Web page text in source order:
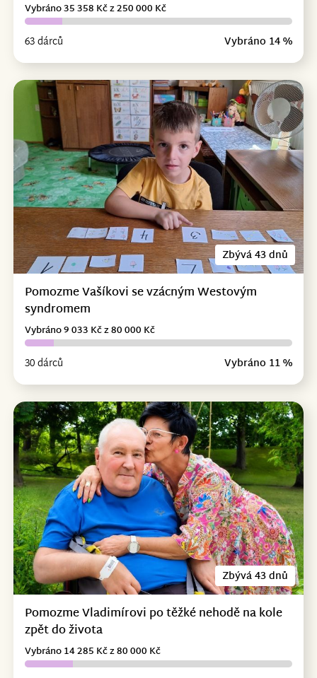
63 dárců Vybráno 14 %
Vybráno 35 358 Kč z 250 000 Kč
Zbývá 43 dnů
Pomozme Vašíkovi se vzácným Westovým
syndromem
30 dárců Vybráno 11 %
Vybráno 9 033 Kč z 80 000 Kč
Zbývá 43 dnů
Pomozme Vladimírovi po těžké nehodě na kole
zpět do života
Vybráno 14 285 Kč z 80 000 Kč